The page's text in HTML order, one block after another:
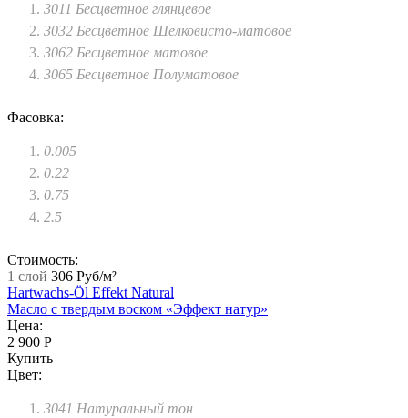
3011 Бесцветное глянцевое
3032 Бесцветное Шелковисто-матовое
3062 Бесцветное матовое
3065 Бесцветное Полуматовое
Фасовка:
0.005
0.22
0.75
2.5
Стоимость:
1 слой 306 Руб/м²
Hartwachs-Öl Effekt Natural
Масло с твердым воском «Эффект натур»
Цена:
2 900 Р
Купить
Цвет:
3041 Натуральный тон